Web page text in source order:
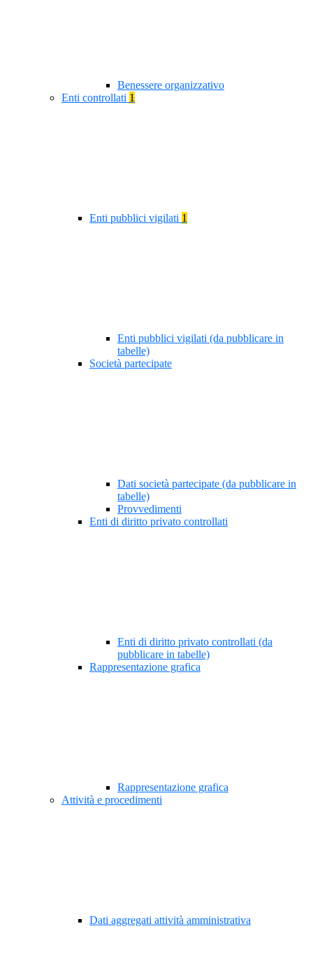
Benessere organizzativo
Enti controllati 1
Enti pubblici vigilati 1
Enti pubblici vigilati (da pubblicare in
tabelle)
Società partecipate
Dati società partecipate (da pubblicare in
tabelle)
Provvedimenti
Enti di diritto privato controllati
Enti di diritto privato controllati (da
pubblicare in tabelle)
Rappresentazione grafica
Rappresentazione grafica
Attività e procedimenti
Dati aggregati attività amministrativa